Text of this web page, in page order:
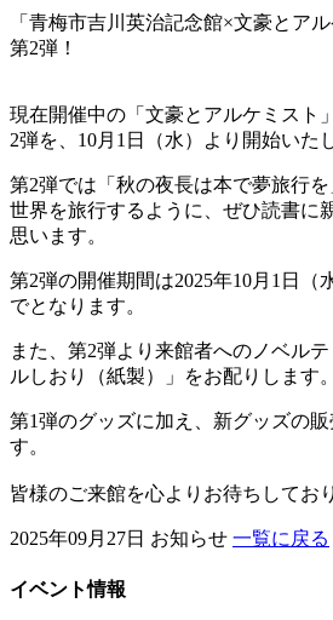
「青梅市吉川英治記念館×文豪とア
第2弾！
現在開催中の「文豪とアルケミスト
2弾を、 10月 1 日（水）より開始いた
第2弾では「秋の夜長は本で夢旅行
世界を旅行するように、ぜひ読書に
思います。
第2弾の開催期間は2025年10月 1 日（
でとなります。
また、第2弾より来館者へのノベル
ルしおり（紙製）」をお配りします。
第1弾のグッズに加え、新グッズの
す。
皆様のご来館を心よりお待ちしてお
2025年09月27日 お知らせ 一覧に戻る
イベント情報